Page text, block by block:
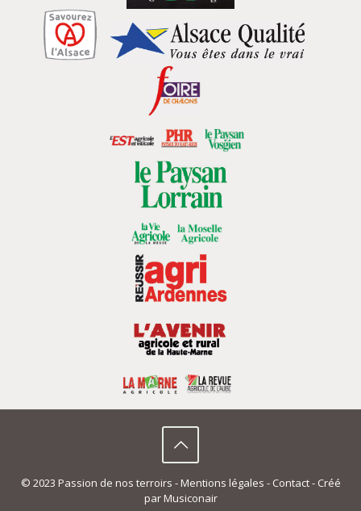
© 2023 Passion de nos terroirs -Mentions légales - Contact- Créé
parMusiconair